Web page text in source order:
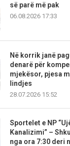
së parë më pak
06.08.2026 17:33
Në korrik janë
denarë për
mjekësor, pjesa
lindjes
28.07.2026 15:52
Sportelet e NP
Kanalizimi” –
nga ora 7:30 deri